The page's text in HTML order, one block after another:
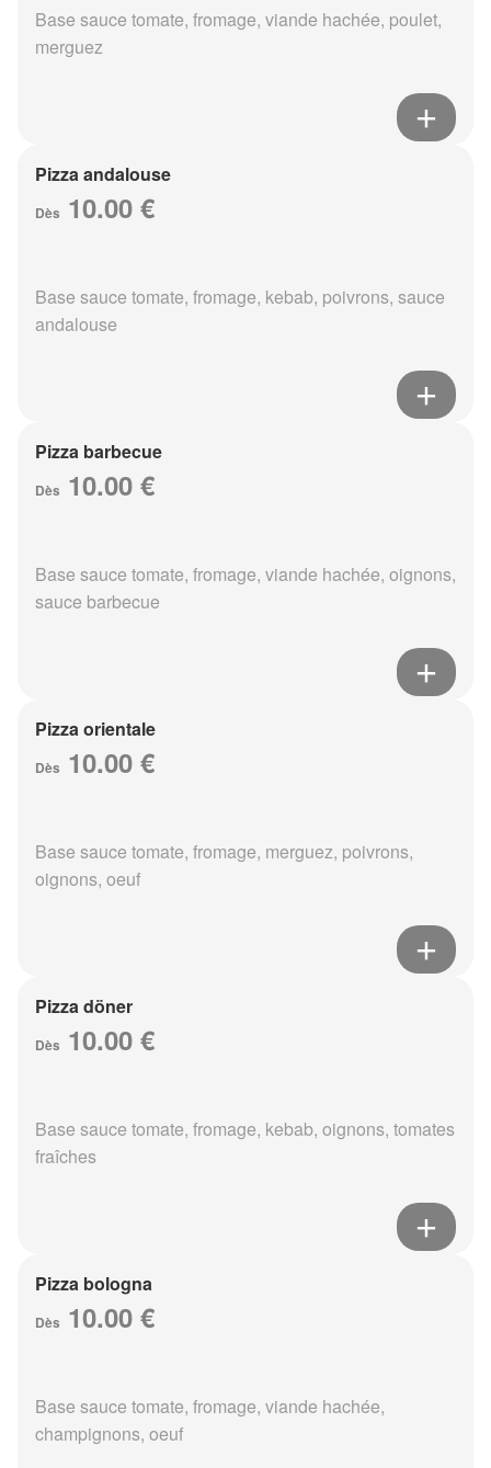
Base sauce tomate, fromage, viande hachée, poulet,
merguez
Pizza andalouse
Dès 10.00 €
Base sauce tomate, fromage, kebab, poivrons, sauce
andalouse
Pizza barbecue
Dès 10.00 €
Base sauce tomate, fromage, viande hachée, oignons,
sauce barbecue
Pizza orientale
Dès 10.00 €
Base sauce tomate, fromage, merguez, poivrons,
oignons, oeuf
Pizza döner
Dès 10.00 €
Base sauce tomate, fromage, kebab, oignons, tomates
fraîches
Pizza bologna
Dès 10.00 €
Base sauce tomate, fromage, viande hachée,
champignons, oeuf